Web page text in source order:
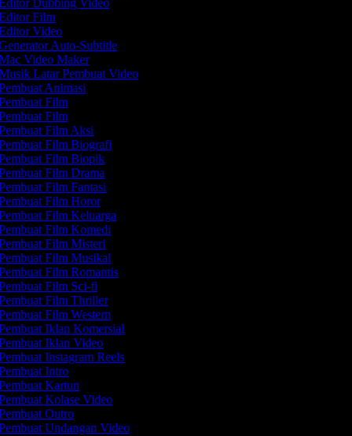
Dubbing Video
Film
Video
Auto-Subtitle
Video Maker
Latar Pembuat Video
Animasi
Film
Film
Film Aksi
Film Biografi
Film Biopik
Film Drama
Film Fantasi
Film Horor
Film Keluarga
Film Komedi
Film Misteri
Film Musikal
Film Romantis
Film Sci-fi
Film Thriller
Film Western
Iklan Komersial
Iklan Video
Instagram Reels
Intro
Kartun
Kolase Video
Outro
Undangan Video